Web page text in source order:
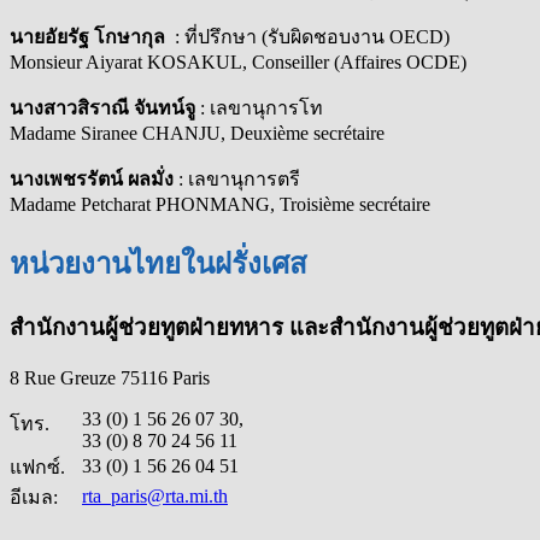
นายอัยรัฐ โกษากุล : ที่ปรึกษา (รับผิดชอบงาน OECD)
Monsieur Aiyarat KOSAKUL, Conseiller (Affaires OCDE)
นางสาวสิราณี จันทน์จู : เลขานุการโท
Madame Siranee CHANJU, Deuxième secrétaire
นางเพชรรัตน์ ผลมั่ง : เลขานุการตรี
Madame Petcharat PHONMANG, Troisième secrétaire
หน่วยงานไทยในฝรั่งเศส
สำนักงานผู้ช่วยทูตฝ่ายทหาร และสำนักงานผู้ช่วยทูตฝ่า
8 Rue Greuze 75116 Paris
โทร.
33 (0) 1 56 26 07 30,
33 (0) 8 70 24 56 11
แฟกซ์.
33 (0) 1 56 26 04 51
อีเมล:
rta_paris@rta.mi.th